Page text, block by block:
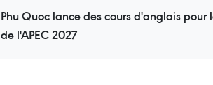
Phu Quoc lance des cours d'anglais
de l'APEC 2027